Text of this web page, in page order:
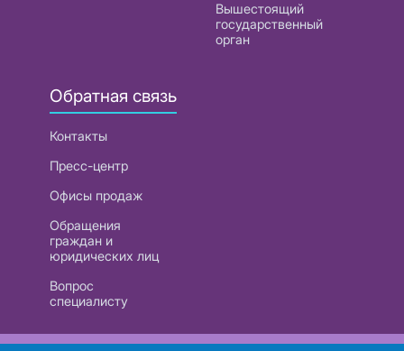
Вышестоящий
государственный
орган
Обратная связь
Контакты
Пресс-центр
Офисы продаж
Обращения
граждан и
юридических лиц
Вопрос
специалисту